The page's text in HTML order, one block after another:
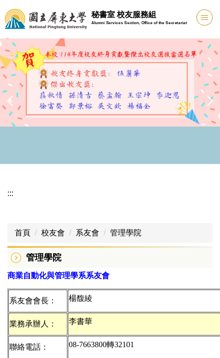
跳
到
主
要
內
容
區
秘書室 校友服務組
Alumni Services Section, Office of the Secretariat
:::
首頁 校友會 系友會 管理學院
管理學院
商業自動化與管理學系系友會
系友會會長： 楊馥綾
業務承辦人： 李書華
聯絡電話： 08-7663800